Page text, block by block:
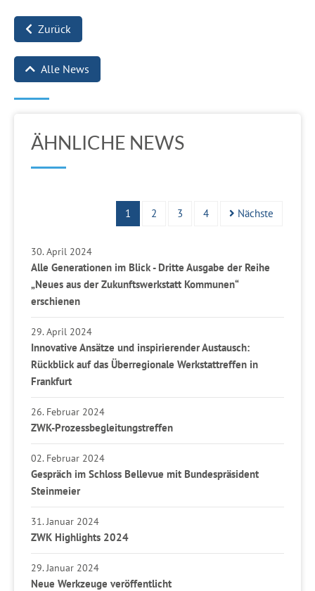
Zurück
Alle News
ÄHNLICHE NEWS
1 2 3 4 Nächste
30. April 2024
Alle Generationen im Blick - Dritte Ausgabe der Reihe
„Neues aus der Zukunftswerkstatt Kommunen“
erschienen
29. April 2024
Innovative Ansätze und inspirierender Austausch:
Rückblick auf das Überregionale Werkstattreffen in
Frankfurt
26. Februar 2024
ZWK-Prozessbegleitungstreffen
02. Februar 2024
Gespräch im Schloss Bellevue mit Bundespräsident
Steinmeier
31. Januar 2024
ZWK Highlights 2024
29. Januar 2024
Neue Werkzeuge veröffentlicht